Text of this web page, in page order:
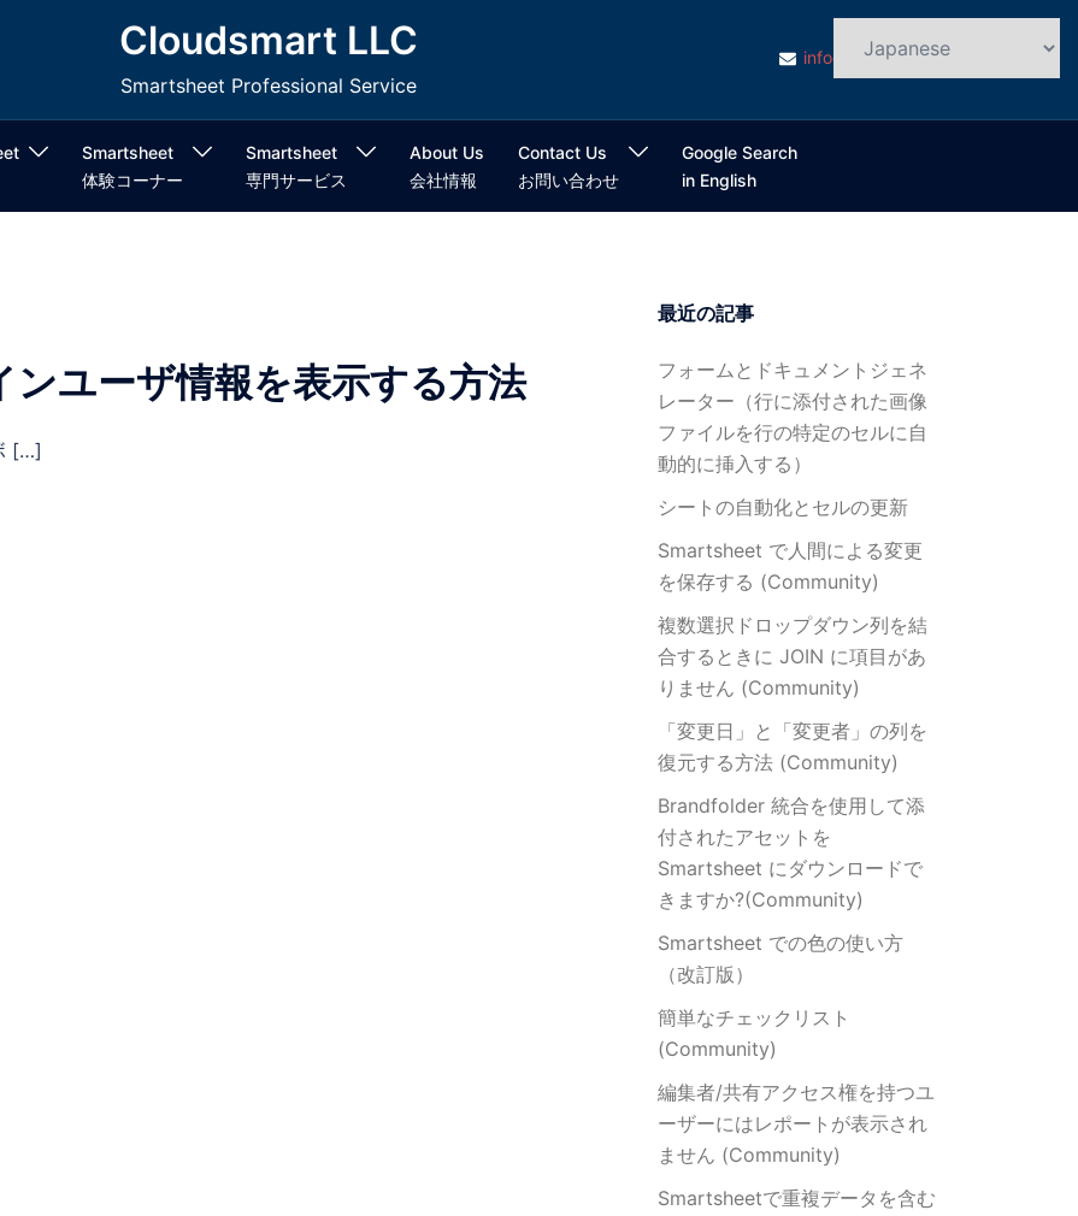
Cloudsmart LLC
Smartsheet Professional Service
info@cloudsmart.jp
Smartsheet
体験コーナー
Smartsheet
専門サービス
About Us
会社情報
Contact Us
お問い合わせ
Google Search
in English
ユーザ情報を表示する方法
[…]
最近の記事
フォームとドキュメントジェネ
レーター（行に添付された画像
ファイルを行の特定のセルに自
動的に挿入する）
シートの自動化とセルの更新
Smartsheet で人間による変更
を保存する (Community)
複数選択ドロップダウン列を結
合するときに JOIN に項目があ
りません (Community)
「変更日」と「変更者」の列を
復元する方法 (Community)
Brandfolder 統合を使用して添
付されたアセットを
Smartsheet にダウンロードで
きますか?(Community)
Smartsheet での色の使い方
（改訂版）
簡単なチェックリスト
(Community)
編集者/共有アクセス権を持つユ
ーザーにはレポートが表示され
ません (Community)
Smartsheetで重複データを含む